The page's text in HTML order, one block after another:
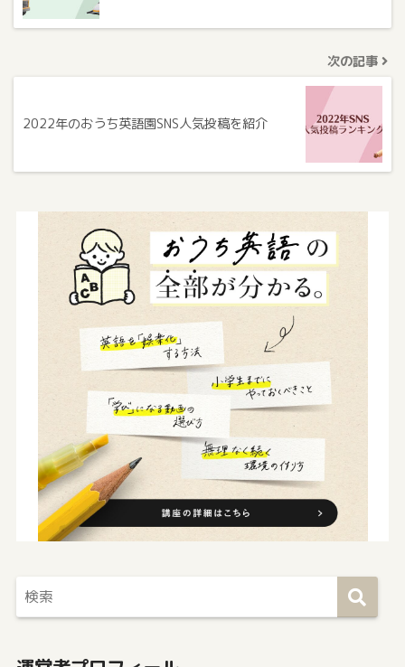
次の記事
2022年のおうち英語園SNS人気投稿を紹介